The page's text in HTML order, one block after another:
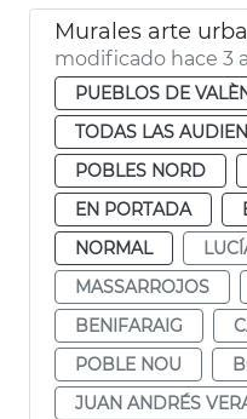
Murales arte
modificado hace 3
PUEBLOS DE
TODAS LAS
POBLES NORD
EN PORTADA
NORMAL
MASSARROJOS
BENIFARAIG
POBLE NOU
JUAN ANDRÉS